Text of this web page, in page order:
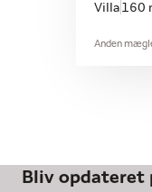
Villa 160
Anden
Bliv opdateret